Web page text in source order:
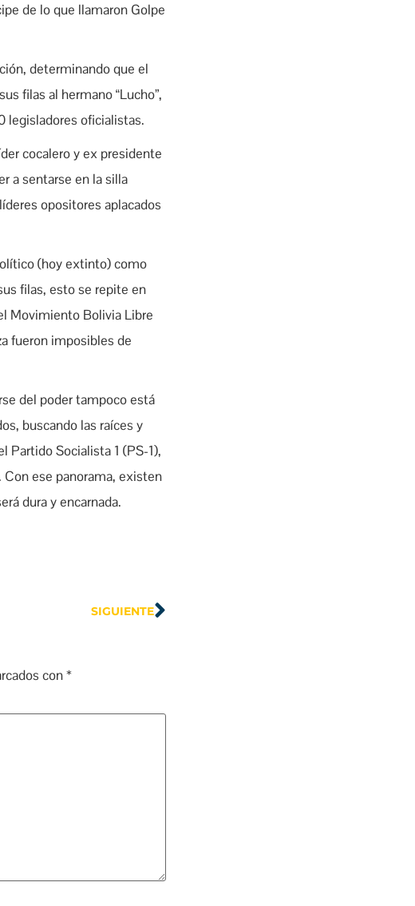
de lo que llamaron Golpe
determinando que el
filas al hermano “Lucho”,
legisladores oficialistas.
cocalero y ex presidente
a sentarse en la silla
opositores aplacados
(hoy extinto) como
filas, esto se repite en
Movimiento Bolivia Libre
fueron imposibles de
del poder tampoco está
buscando las raíces y
Partido Socialista 1 (PS-1),
ese panorama, existen
dura y encarnada.
SIGUIENTE
con*